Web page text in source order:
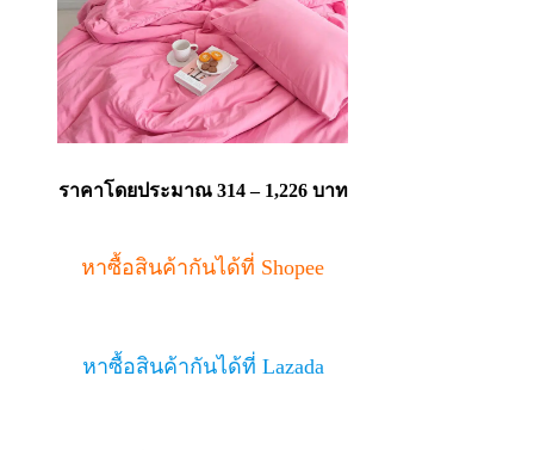
ราคาโดยประมาณ 314 – 1,226 บาท
หาซื้อสินค้ากันได้ที่ Shopee
หาซื้อสินค้ากันได้ที่ Lazada